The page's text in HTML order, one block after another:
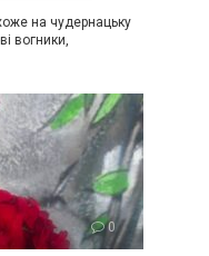
на чудернацьку
вогники,
0